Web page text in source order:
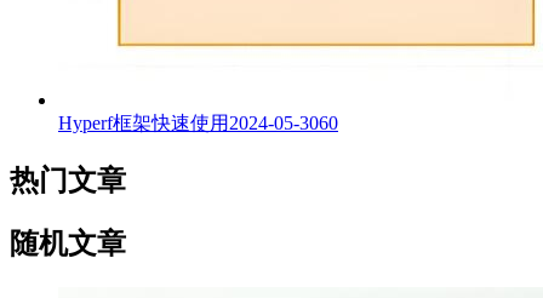
Hyperf框架快速使用 2024-05-3060
热门文章
随机文章